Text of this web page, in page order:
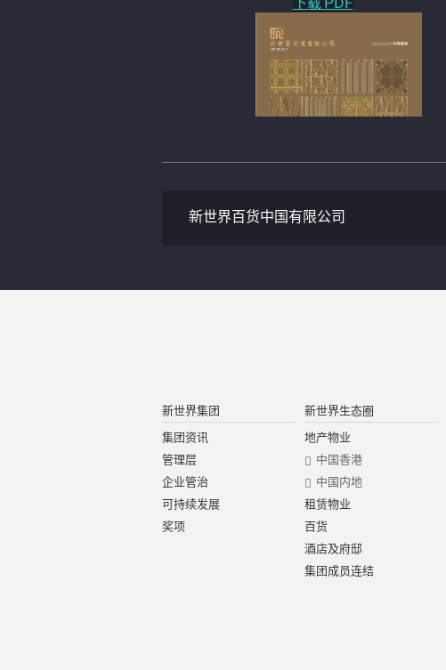
新世界百货中国有限公司
新世界集团
集团资讯
管理层
企业管治
可持续发展
奖项
新世界生态圈
地产物业
中国香港
中国内地
租赁物业
百货
酒店及府邸
集团成员连结